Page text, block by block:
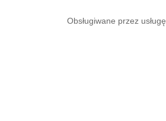
Obsługiwane przez usługę